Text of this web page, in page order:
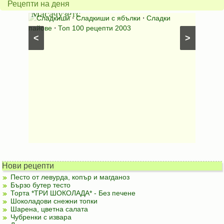
Рецепти на деня
>
<
Масачузетс
Сладкиши⋅Сладкиши с ябълки ⋅ Сладки
пайове ⋅ Топ 100 рецепти 2003
мама
Нови рецепти
Песто от левурда, копър и магданоз
Бързо бутер тесто
Торта *ТРИ ШОКОЛАДА* - Без печене
Шоколадови снежни топки
Шарена, цветна салата
Чубренки с извара